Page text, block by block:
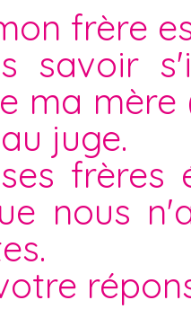
frère
savoir
ma
juge.
nous